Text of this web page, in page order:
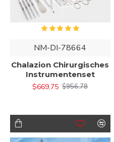
NM-DI-78664
Chalazion Chirurgisches
Instrumentenset
$669,75 $956,78